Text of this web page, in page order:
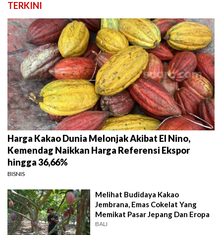
TERKINI
Harga Kakao Dunia Melonjak Akibat El Nino,
Kemendag Naikkan Harga Referensi Ekspor
hingga 36,66%
BISNIS
Melihat Budidaya Kakao
Jembrana, Emas Cokelat Yang
Memikat Pasar Jepang Dan Eropa
BALI